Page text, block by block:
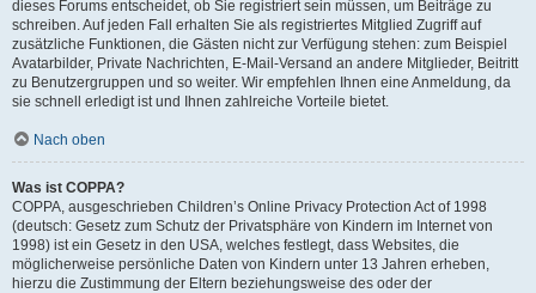
dieses Forums entscheidet, ob Sie registriert sein müssen, um Beiträge zu
schreiben. Auf jeden Fall erhalten Sie als registriertes Mitglied Zugriff auf
zusätzliche Funktionen, die Gästen nicht zur Verfügung stehen: zum Beispiel
Avatarbilder, Private Nachrichten, E-Mail-Versand an andere Mitglieder, Beitritt
zu Benutzergruppen und so weiter. Wir empfehlen Ihnen eine Anmeldung, da
sie schnell erledigt ist und Ihnen zahlreiche Vorteile bietet.
Nach oben
Was ist COPPA?
COPPA, ausgeschrieben Children’s Online Privacy Protection Act of 1998
(deutsch: Gesetz zum Schutz der Privatsphäre von Kindern im Internet von
1998) ist ein Gesetz in den USA, welches festlegt, dass Websites, die
möglicherweise persönliche Daten von Kindern unter 13 Jahren erheben,
hierzu die Zustimmung der Eltern beziehungsweise des oder der